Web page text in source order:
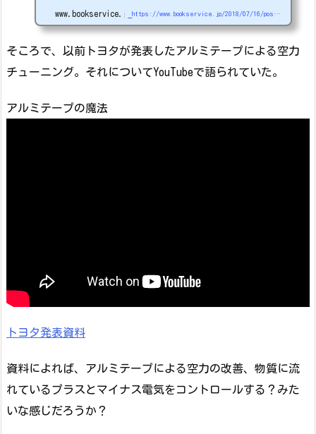
は、後日UP致します。【LUXIA(ラクシア) イオンデポジット 除去剤 Dr 20
www.bookservice.jp https://www.bookservice.jp/2018/07/16/post-1513
そころで、以前トヨタが発表したアルミテープによる空力
チューニング。それについてYouTubeで語られていた。
アルミテープの魔法
トヨタ発表資料
資料によれば、アルミテープによる空力の改善、物質に流
れているプラスとマイナス電気をコントロールする？みた
いな感じだろうか？